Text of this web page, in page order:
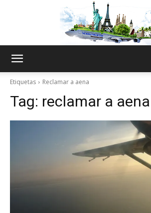
Thru
Etiquetas Reclamar a aena
Tag: reclamar a aena